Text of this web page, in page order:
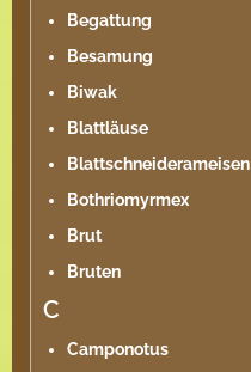
Begattung
Besamung
Biwak
Blattläuse
Blattschneiderameisen
Bothriomyrmex
Brut
Bruten
C
Camponotus